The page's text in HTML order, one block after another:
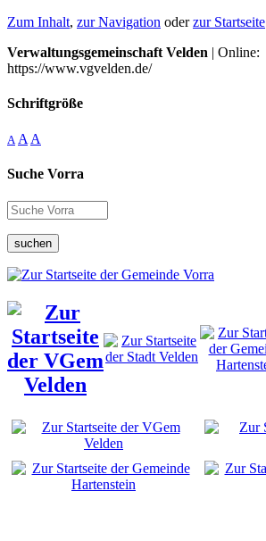
Zum Inhalt, zur Navigation oderzur Startseite
Verwaltungsgemeinschaft Velden | Online:
https://www.vgvelden.de/
Schriftgröße
A A A
Suche Vorra
suchen